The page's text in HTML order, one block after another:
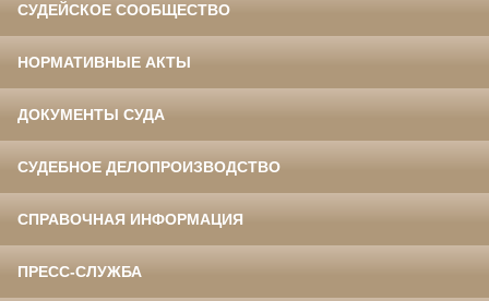
СУДЕЙСКОЕ СООБЩЕСТВО
НОРМАТИВНЫЕ АКТЫ
ДОКУМЕНТЫ СУДА
СУДЕБНОЕ ДЕЛОПРОИЗВОДСТВО
СПРАВОЧНАЯ ИНФОРМАЦИЯ
ПРЕСС-СЛУЖБА